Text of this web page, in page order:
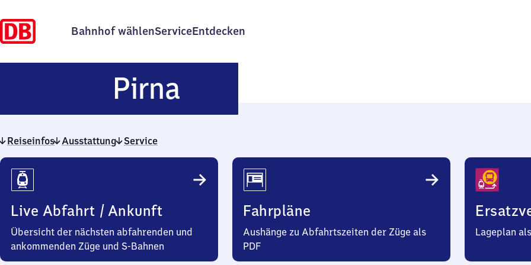
Bahnhof wählenServiceEntdecken
Pirna
Reiseinfos Ausstattung Service
Reiseinfos
Live Abfahrt / Ankunft
Übersicht der nächsten abfahrenden und
ankommenden Züge und S-Bahnen
Fahrpläne
Aushänge zu Abfahrtszeiten der Züge als
PDF
Lageplan